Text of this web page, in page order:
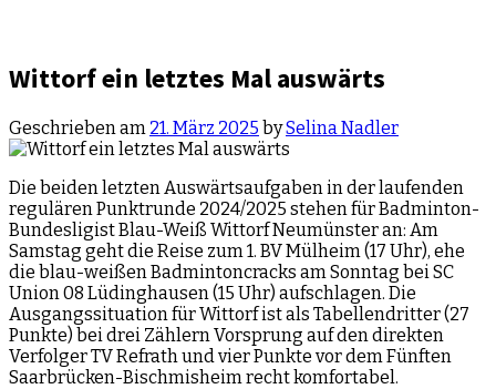
Wittorf ein letztes Mal auswärts
Geschrieben am 21. März 2025 bySelina Nadler
Die beiden letzten Auswärtsaufgaben in der laufenden
regulären Punktrunde 2024/2025 stehen für Badminton-
Bundesligist Blau-Weiß Wittorf Neumünster an: Am
Samstag geht die Reise zum 1. BV Mülheim (17 Uhr), ehe
die blau-weißen Badmintoncracks am Sonntag bei SC
Union 08 Lüdinghausen (15 Uhr) aufschlagen. Die
Ausgangssituation für Wittorf ist als Tabellendritter (27
Punkte) bei drei Zählern Vorsprung auf den direkten
Verfolger TV Refrath und vier Punkte vor dem Fünften
Saarbrücken-Bischmisheim recht komfortabel.